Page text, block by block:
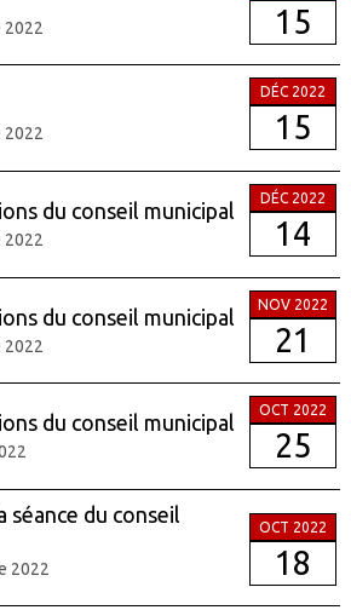
2022 15
2022
DÉC 2022
15
du conseil municipal
2022
DÉC 2022
14
du conseil municipal
2022
NOV 2022
21
du conseil municipal
OCT 2022
25
séance du conseil
2022
OCT 2022
18